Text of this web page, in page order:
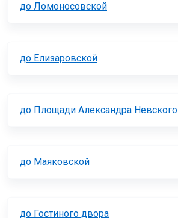
до Ломоносовской
до Елизаровской
до Площади Александра Невского
до Маяковской
до Гостиного двора